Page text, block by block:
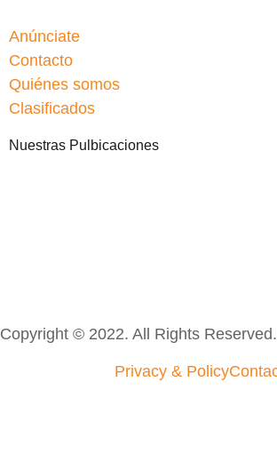
Anúnciate
Contacto
Quiénes somos
Clasificados
Nuestras Pulbicaciones
Copyright © 2022. All Rights Reserved.
Privacy & Policy